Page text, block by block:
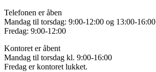
Telefonen er åben
Mandag til torsdag: 9:00-12:00 og 13:00-16:00
Fredag: 9:00-12:00
Kontoret er åbent
Mandag til torsdag kl. 9:00-16:00
Fredag er kontoret lukket.